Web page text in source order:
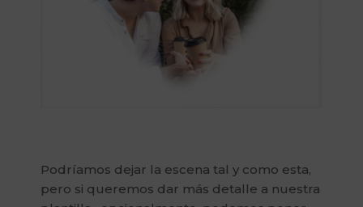
Podríamos dejar la escena tal y como esta,
pero si queremos dar más detalle a nuestra